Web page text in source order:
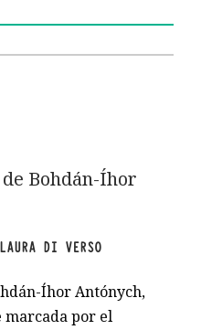
Bohdán-Íhor
LAURA DI VERSO
Íhor Antónych,
por el